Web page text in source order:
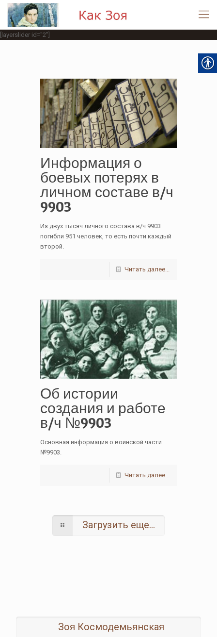
[layerslider id="2"]
Информация о
боевых потерях в
личном составе в/ч
9903
Из двух тысяч личного состава в/ч 9903
погибли 951 человек, то есть почти каждый
второй.
Читать далее...
Об истории
создания и работе
в/ч №9903
Основная информация о воинской части
№9903.
Читать далее...
Загрузить еще...
Зоя Космодемьянская